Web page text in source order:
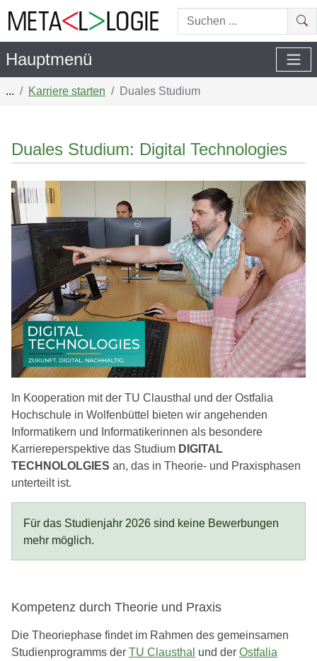
Suchen...
Hauptmenü
... Karriere starten Duales Studium
Duales Studium: Digital Technologies
In Kooperation mit der TU Clausthal und der Ostfalia
Hochschule in Wolfenbüttel bieten wir angehenden
Informatikern und Informatikerinnen als besondere
Karriereperspektive das Studium DIGITAL
TECHNOLOLGIES an, das in Theorie- und Praxisphasen
unterteilt ist.
Für das Studienjahr 2026 sind keine Bewerbungen
mehr möglich.
Kompetenz durch Theorie und Praxis
Die Theoriephase findet im Rahmen des gemeinsamen
Studienprogramms der TU Clausthal und der Ostfalia